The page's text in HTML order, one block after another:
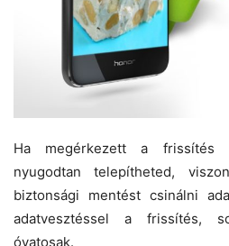
Ha megérkezett a frissítés
nyugodtan telepítheted,
biztonsági mentést csinálni
adatvesztéssel a frissítés,
óvatosak.